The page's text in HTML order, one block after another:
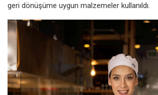
geri dönüşüme uygun malzemeler kullanıldı.